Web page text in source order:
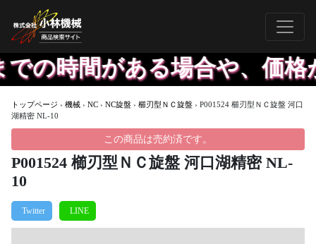
間がある場合や、価格が
トップページ › 機械 › NC › NC旋盤 › 櫛刃型ＮＣ旋盤 › P001524 櫛刃型ＮＣ旋盤 河口
湖精密 NL-10
この商品は売約済です。
P001524 櫛刃型ＮＣ旋盤 河口湖精密 NL-
10